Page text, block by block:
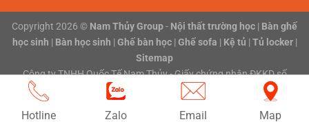
Copyright 2026 © Nam Thủy Group- Nội thất trường học | Bàn ghế
học sinh | Bàn học sinh | Ghế bàn học| Ghế sofa | Kệ tủ | Tủ locker|
Sitemap
Công ty TNHH Quốc Tế Nam Thủy - Giấy chứng nhận ĐKKD số
0316118801 do Sở Kế hoạch và Đầu tư Thành phố Hồ Chí Minh cấp
Hotline Zalo Email Map